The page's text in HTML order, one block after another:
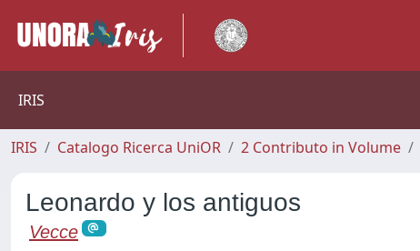
IRIS
IRIS Catalogo Ricerca UniOR 2 Contributo in Volume
Leonardo y los antiguos
Vecce